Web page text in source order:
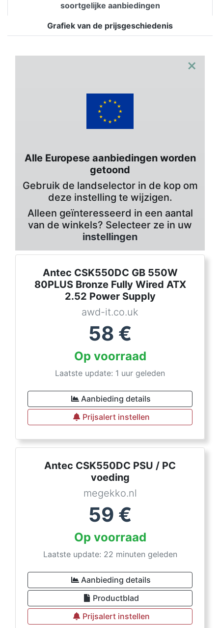
soortgelijke aanbiedingen
Grafiek van de prijsgeschiedenis
×
Alle Europese aanbiedingen worden
getoond
Gebruik de landselector in de kop om
deze instelling te wijzigen.
Alleen geïnteresseerd in een aantal
van de winkels? Selecteer ze in uw
instellingen
Antec CSK550DC GB 550W
80PLUS Bronze Fully Wired ATX
2.52 Power Supply
awd-it.co.uk
58 €
Op voorraad
Laatste update: 1 uur geleden
Aanbieding details
Prijsalert instellen
Antec CSK550DC PSU / PC
voeding
megekko.nl
59 €
Op voorraad
Laatste update: 22 minuten geleden
Aanbieding details
Productblad
Prijsalert instellen